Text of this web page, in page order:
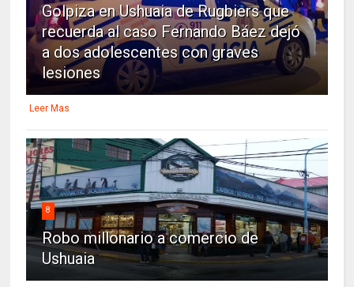
Golpiza en Ushuaia de Rugbiers que
recuerda al caso Fernando Báez dejó
a dos adolescentes con graves
lesiones
Leer Mas
8
Robo millonario a comercio de
Ushuaia